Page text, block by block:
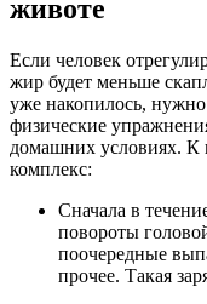
животе
Если человек
жир будет меньше
уже накопилось,
физические
домашних условиях. К
комплекс:
Сначала в
повороты
поочередные
прочее. Такая